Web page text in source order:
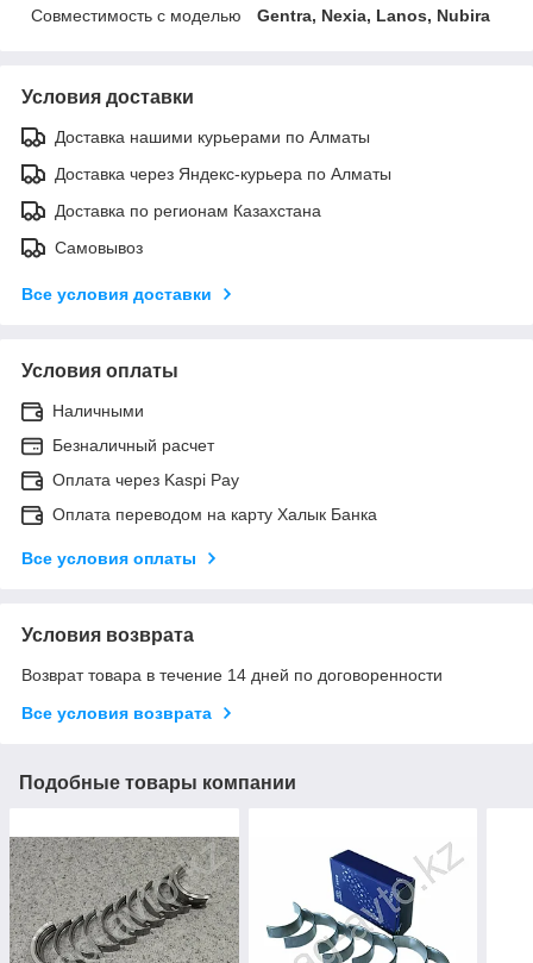
Совместимость с моделью
Gentra, Nexia, Lanos, Nubira
Условия доставки
Доставка нашими курьерами по Алматы
Доставка через Яндекс-курьера по Алматы
Доставка по регионам Казахстана
Самовывоз
Все условия доставки
Условия оплаты
Наличными
Безналичный расчет
Оплата через Kaspi Pay
Оплата переводом на карту Халык Банка
Все условия оплаты
Условия возврата
Возврат товара в течение 14 дней по договоренности
Все условия возврата
Подобные товары компании